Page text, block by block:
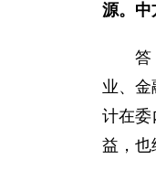
源。中
答：
业、
计在委
益，也